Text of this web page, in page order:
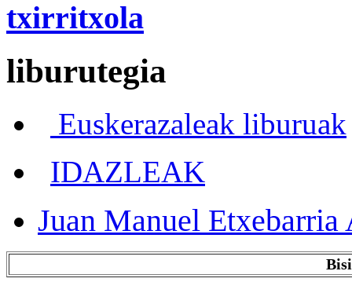
txirritxola
liburutegia
Euskerazaleak liburuak
IDAZLEAK
Juan Manuel Etxebarria